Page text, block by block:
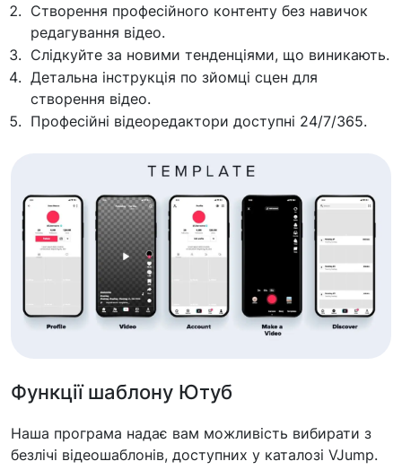
Створення професійного контенту без навичок
редагування відео.
Слідкуйте за новими тенденціями, що виникають.
Детальна інструкція по зйомці сцен для
створення відео.
Професійні відеоредактори доступні 24/7/365.
Функції шаблону Ютуб
Наша програма надає вам можливість вибирати з
безлічі відеошаблонів, доступних у каталозі VJump.